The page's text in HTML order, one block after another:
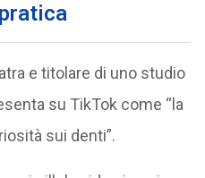
e titolare di uno studio
su TikTok come “la
sui denti”.